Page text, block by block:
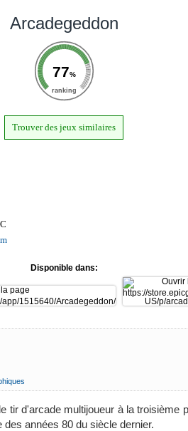
Arcadegeddon
77%
ranking
Trouver des jeux similaires
Disponible dans:
tir d'arcade multijoueur à la troisième
années 80 du siècle dernier.